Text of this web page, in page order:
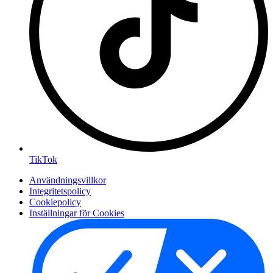
TikTok
Användningsvillkor
Integritetspolicy
Cookiepolicy
Inställningar för Cookies